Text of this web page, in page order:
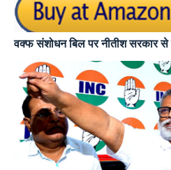
वक्फ संशोधन बिल पर नीतीश सरकार से